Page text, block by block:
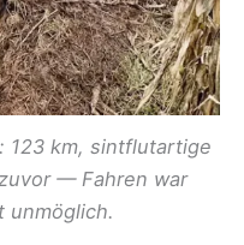
123 km, sintflutartige
— Fahren war
unmöglich.